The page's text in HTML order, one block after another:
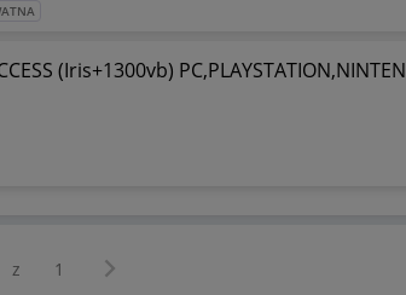
(Iris+1300vb) PC,PLAYSTATION,NINTEN
z 1 Następna strona